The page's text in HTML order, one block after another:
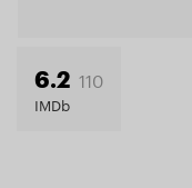
6.2 110
IMDb